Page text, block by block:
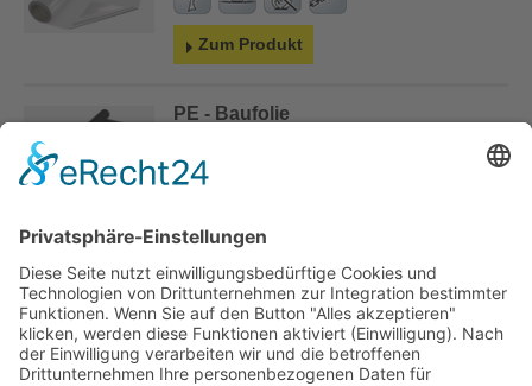
Zum Produkt
PE - Baufolie
PE - Dampfbremsfolien B2 DIN 4102
Zum Produkt